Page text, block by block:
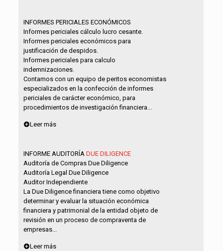
INFORMES PERICIALES ECONÓMICOS
Informes periciales cálculo lucro cesante.
Informes periciales económicos para
justificación de despidos.
Informes periciales para calculo
indemnizaciones.
Contamos con un equipo de peritos economistas
especializados en la confección de informes
periciales de carácter económico, para
procedimientos de investigación financiera...
Leer más
INFORME AUDITORÍA DUE DILIGENCE
Auditoría de Compras Due Diligence
Auditoría Legal Due Diligence
Auditor Independiente
La Due Diligence financiera tiene como objetivo
determinar y evaluar la situación económica
financiera y patrimonial de la entidad objeto de
revisión en un proceso de compraventa de
empresas...
Leer más